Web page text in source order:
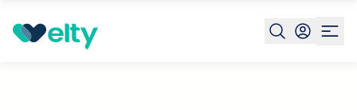
Prenota visita Villadossola